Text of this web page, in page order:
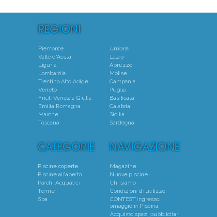
Media voto 4,8 da 6 votanti
Piemonte
Valle d'Aosta
Liguria
Lombardia
Friuli Venezia Giulia
Emilia Romagna
Toscana
Umbria
Lazio
Abruzzo
Molise
Basilicata
Calabria
Sardegna
Magazine